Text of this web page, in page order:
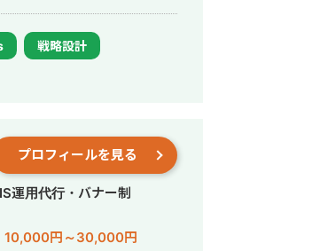
が得意です。 平日、
す。 東京全域でしたら打
較的連絡もマメに取れる
す。 やり取り
・シャト
EgjqlSsW3M4 ・ア
戦略設計
プロフィールを見る
運用代行・バナー制
10,000円～30,000円